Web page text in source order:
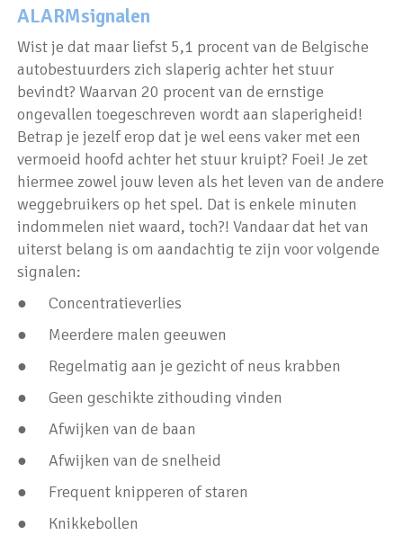
ALARMsignalen
Wist je dat maar liefst 5,1 procent van de Belgische
autobestuurders zich slaperig achter het stuur
bevindt? Waarvan 20 procent van de ernstige
ongevallen toegeschreven wordt aan slaperigheid!
Betrap je jezelf erop dat je wel eens vaker met een
vermoeid hoofd achter het stuur kruipt? Foei! Je zet
hiermee zowel jouw leven als het leven van de andere
weggebruikers op het spel. Dat is enkele minuten
indommelen niet waard, toch?! Vandaar dat het van
uiterst belang is om aandachtig te zijn voor volgende
signalen:
● Concentratieverlies
● Meerdere malen geeuwen
● Regelmatig aan je gezicht of neus krabben
● Geen geschikte zithouding vinden
● Afwijken van de baan
● Afwijken van de snelheid
● Frequent knipperen of staren
● Knikkebollen